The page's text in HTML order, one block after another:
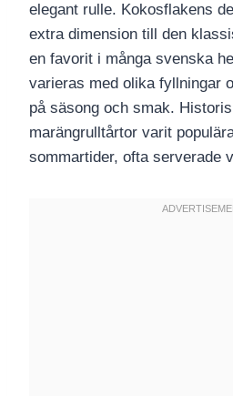
elegant rulle. Kokosflakens
extra dimension till den
en favorit i många svenska
varieras med olika fyllningar
på säsong och smak.
marängrulltårtor varit
sommartider, ofta serverade